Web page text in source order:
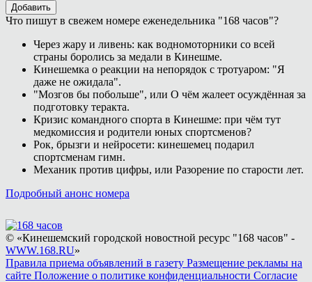
Добавить
Что пишут в свежем номере еженедельника "168 часов"?
Через жару и ливень: как водномоторники со всей
страны боролись за медали в Кинешме.
Кинешемка о реакции на непорядок с тротуаром: "Я
даже не ожидала".
"Мозгов бы побольше", или О чём жалеет осуждённая за
подготовку теракта.
Кризис командного спорта в Кинешме: при чём тут
медкомиссия и родители юных спортсменов?
Рок, брызги и нейросети: кинешемец подарил
спортсменам гимн.
Механик против цифры, или Разорение по старости лет.
Подробный анонс номера
© «Кинешемский городской новостной ресурс "168 часов" -
WWW.168.RU»
Правила приема объявлений в газету Размещение рекламы на
сайте Положение о политике конфиденциальности Согласие